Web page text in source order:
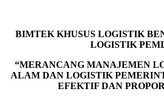
BIMTEK KHUSUS LOGISTIK
LOGISTIK
“MERANCANG MANAJEMEN
ALAM DAN LOGISTIK
EFEKTIF DAN